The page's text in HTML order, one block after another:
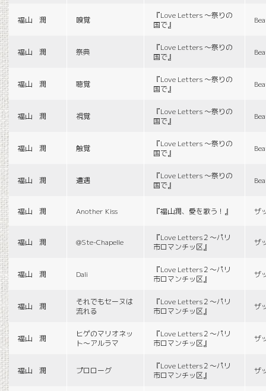
福山 潤 嗅覚
『Love Letters 〜祭りの
国で』
福山 潤 祭典
『Love Letters 〜祭りの
国で』
福山 潤 聴覚
『Love Letters 〜祭りの
国で』
福山 潤 視覚
『Love Letters 〜祭りの
国で』
福山 潤 触覚
『Love Letters 〜祭りの
国で』
福山 潤 遭遇
『Love Letters 〜祭りの
国で』
福山 潤 Another Kiss 『福山潤、愛を歌う！』 ザ
福山 潤 @Ste-Chapelle
『Love Letters２〜パリ
市ロマンチッ区』
ザ
福山 潤 Dali
『Love Letters２〜パリ
市ロマンチッ区』
ザ
福山 潤
それでもセーヌは
流れる
『Love Letters２〜パリ
市ロマンチッ区』
ザ
福山 潤
ヒゲのマリオネッ
ト〜アルラマ
『Love Letters２〜パリ
市ロマンチッ区』
ザ
福山 潤 プロローグ
『Love Letters２〜パリ
市ロマンチッ区』
ザ